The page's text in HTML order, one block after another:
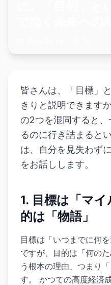
皆さんは、「目標」
きりと説明できます
の2つを混同すると
るのに行き詰まると
は、自分を見失わず
をお話しします。
1. 目標は「マ
的は「物語」
目標は「いつまでに何
ですが、目的は「何の
う根本の理由、つまり
す。 かつての高度経済